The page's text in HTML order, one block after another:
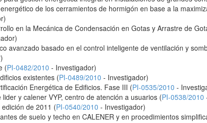
de los cerramientos de hormigón en base a la
en la Mecánica de Condensación en Gotas y Arrastre de
avanzado basado en el control inteligente de ventilación y
(PI-0482/2010 - Investigador)
existentes (PI-0489/2010 - Investigador)
Energética de Edificios. Fase III (PI-0535/2010 -
y calener VYP, centro de atención a usuarios (PI-0538/2010
de 2011 (PI-0540/2010 - Investigador)
de suelo y techo en CALENER y en procedimientos